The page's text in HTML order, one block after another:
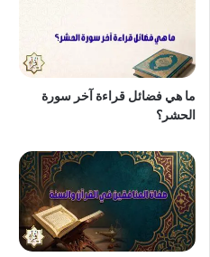
ما هي فضائل قراءة آخر سورة
الحشر؟